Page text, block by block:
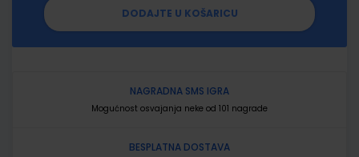
DODAJTE U KOŠARICU
NAGRADNA SMS IGRA
Mogućnost osvajanja neke od 101 nagrade
BESPLATNA DOSTAVA